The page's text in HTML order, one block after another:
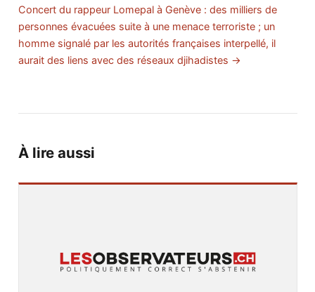
Concert du rappeur Lomepal à Genève : des milliers de
personnes évacuées suite à une menace terroriste ; un
homme signalé par les autorités françaises interpellé, il
aurait des liens avec des réseaux djihadistes →
À lire aussi